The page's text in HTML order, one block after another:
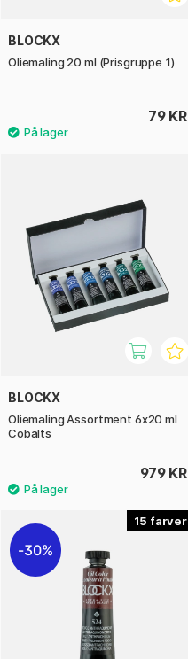
BLOCKX
Oliemaling 20 ml (Prisgruppe 1)
79 KR
BLOCKX
Oliemaling Assortment 6x20 ml
Cobalts
979 KR
15
30%